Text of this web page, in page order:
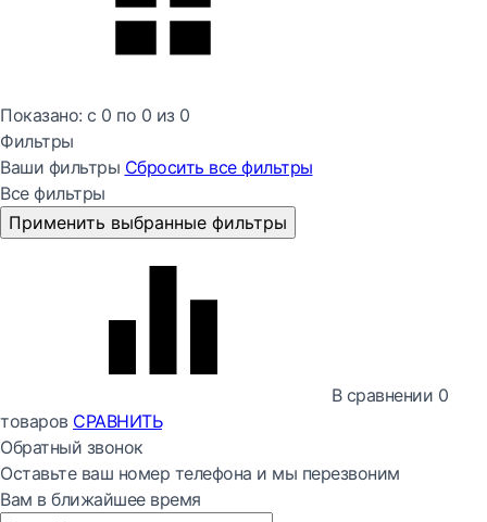
Показано: с 0 по 0 из 0
Фильтры
Ваши фильтры Сбросить все фильтры
Все фильтры
Применить выбранные фильтры
В сравнении 0
товаров СРАВНИТЬ
Обратный звонок
Оставьте ваш номер телефона и мы перезвоним
Вам в ближайшее время